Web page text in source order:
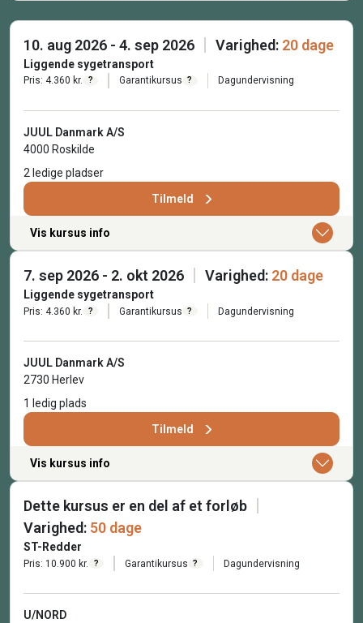
10. aug 2026 - 4. sep 2026 Varighed: 20 dage
Liggende sygetransport
Pris: 4.360 kr. ? Garantikursus ? Dagundervisning
JUUL Danmark A/S
4000 Roskilde
2 ledige pladser
Tilmeld
Vis kursus info
7. sep 2026 - 2. okt 2026 Varighed: 20 dage
Liggende sygetransport
Pris: 4.360 kr. ? Garantikursus ? Dagundervisning
JUUL Danmark A/S
2730 Herlev
1 ledig plads
Tilmeld
Vis kursus info
Dette kursus er en del af et forløb
Varighed: 50 dage
ST-Redder
Pris: 10.900 kr. ? Garantikursus ? Dagundervisning
U/NORD